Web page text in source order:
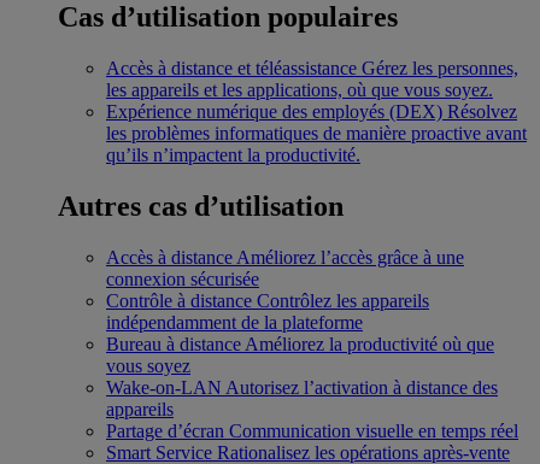
Cas d’utilisation populaires
Accès à distance et téléassistance Gérez les personnes,
les appareils et les applications, où que vous soyez.
Expérience numérique des employés (DEX) Résolvez
les problèmes informatiques de manière proactive avant
qu’ils n’impactent la productivité.
Autres cas d’utilisation
Accès à distance Améliorez l’accès grâce à une
connexion sécurisée
Contrôle à distance Contrôlez les appareils
indépendamment de la plateforme
Bureau à distance Améliorez la productivité où que
vous soyez
Wake-on-LAN Autorisez l’activation à distance des
appareils
Partage d’écran Communication visuelle en temps réel
Smart Service Rationalisez les opérations après-vente